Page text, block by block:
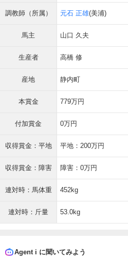
調教師（所属） 元石 正雄(美浦)
馬主 山口 久夫
生産者 高橋 修
産地 静内町
本賞金 779万円
付加賞金 0万円
収得賞金：平地 平地：200万円
収得賞金：障害 障害：0万円
連対時：馬体重 452kg
連対時：斤量 53.0kg
Agent i に聞いてみよう